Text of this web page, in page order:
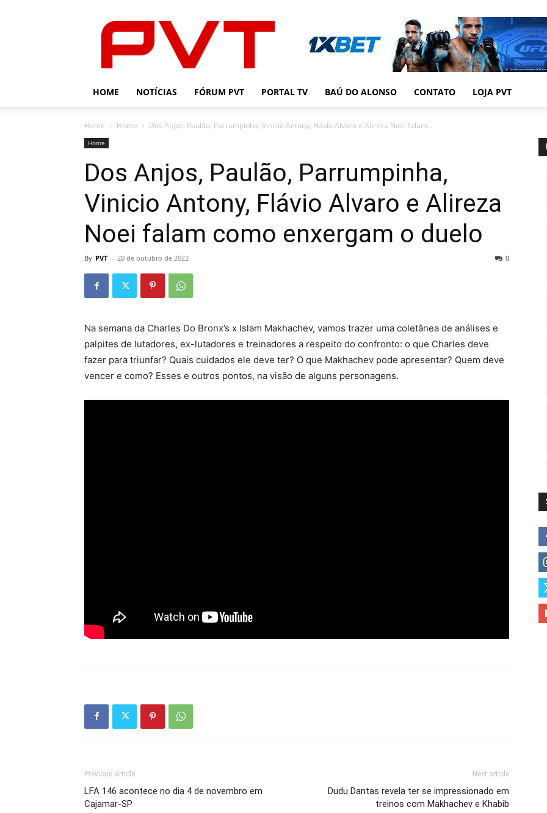
HOME NOTÍCIAS FÓRUM PVT PORTAL TV BAÚ DO ALONSO CONTATO LOJA PVT
Home Home Dos Anjos, Paulão, Parrumpinha, Vinicio Antony, Flávio Alvaro e Alireza Noei falam...
Home
Dos Anjos, Paulão, Parrumpinha,
Vinicio Antony, Flávio Alvaro e Alireza
Noei falam como enxergam o duelo
By PVT - 20 de outubro de 2022 0
Na semana da Charles Do Bronx’s x Islam Makhachev, vamos trazer uma coletânea de análises e
palpites de lutadores, ex-lutadores e treinadores a respeito do confronto: o que Charles deve
fazer para triunfar? Quais cuidados ele deve ter? O que Makhachev pode apresentar? Quem deve
vencer e como? Esses e outros pontos, na visão de alguns personagens.
Previous article
LFA 146 acontece no dia 4 de novembro em
Cajamar-SP
Next article
Dudu Dantas revela ter se impressionado em
treinos com Makhachev e Khabib